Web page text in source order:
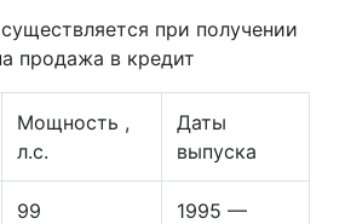
при получении
продажа в кредит
Мощность ,
л.с.
Даты
выпуска
99
1995 —